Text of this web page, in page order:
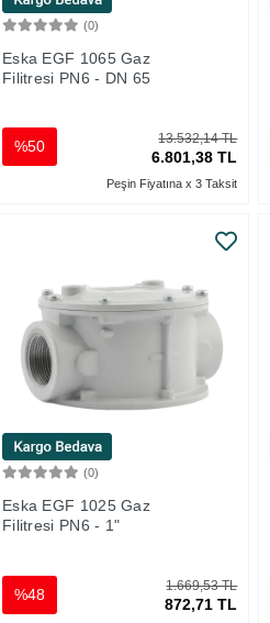
(0)
Eska EGF 1065 Gaz
Filitresi PN6 - DN 65
13.532,14 TL
6.801,38 TL
%50
Peşin Fiyatına x 3 Taksit
(0)
Eska EGF 1025 Gaz
Filitresi PN6 - 1"
1.669,53 TL
872,71 TL
%48